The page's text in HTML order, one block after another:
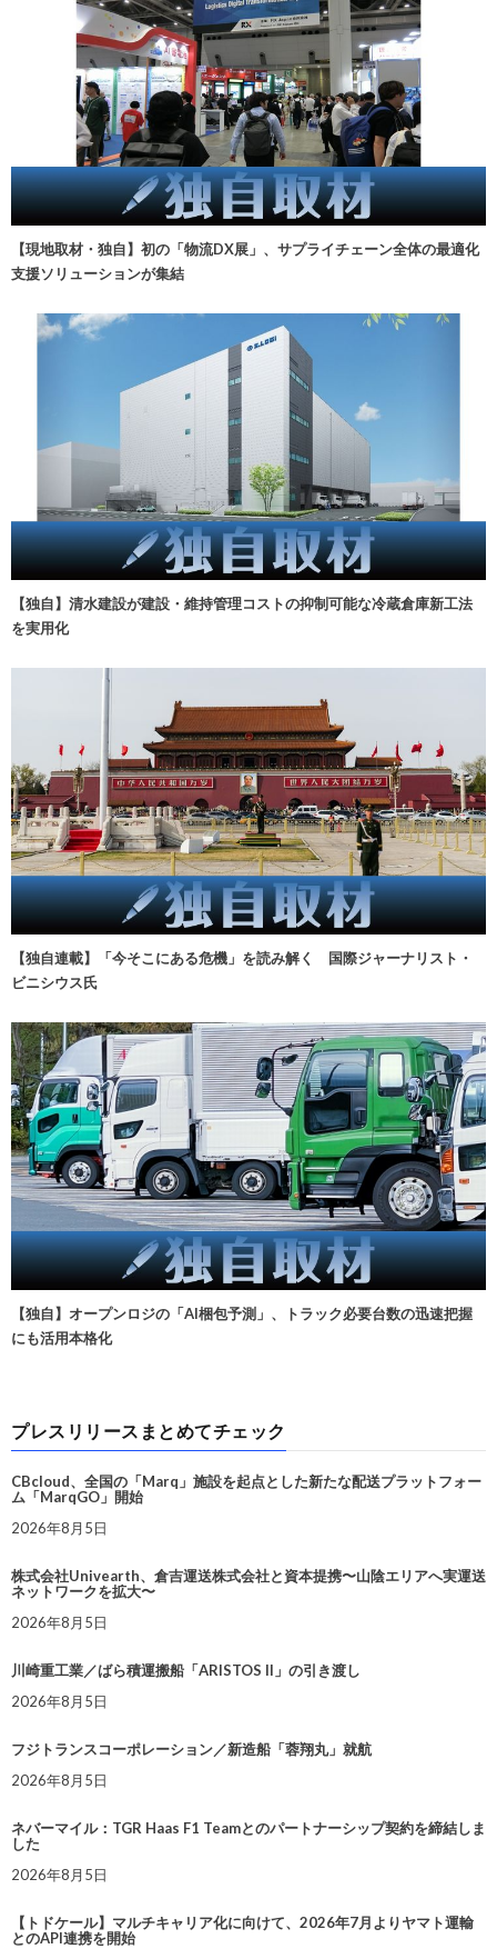
【現地取材・独自】初の「物流DX展」、サプライチェーン全体の最適化
支援ソリューションが集結
【独自】清水建設が建設・維持管理コストの抑制可能な冷蔵倉庫新工法
を実用化
【独自連載】「今そこにある危機」を読み解く 国際ジャーナリスト・
ビニシウス氏
【独自】オープンロジの「AI梱包予測」、トラック必要台数の迅速把握
にも活用本格化
プレスリリースまとめてチェック
CBcloud、全国の「Marq」施設を起点とした新たな配送プラットフォー
ム「MarqGO」開始
2026年8月5日
株式会社Univearth、倉吉運送株式会社と資本提携〜山陰エリアへ実運送
ネットワークを拡大〜
2026年8月5日
川崎重工業／ばら積運搬船「ARISTOS II」の引き渡し
2026年8月5日
フジトランスコーポレーション／新造船「蓉翔丸」就航
2026年8月5日
ネバーマイル：TGR Haas F1 Teamとのパートナーシップ契約を締結しま
した
2026年8月5日
【トドケール】マルチキャリア化に向けて、2026年7月よりヤマト運輸
とのAPI連携を開始